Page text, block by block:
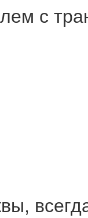
с